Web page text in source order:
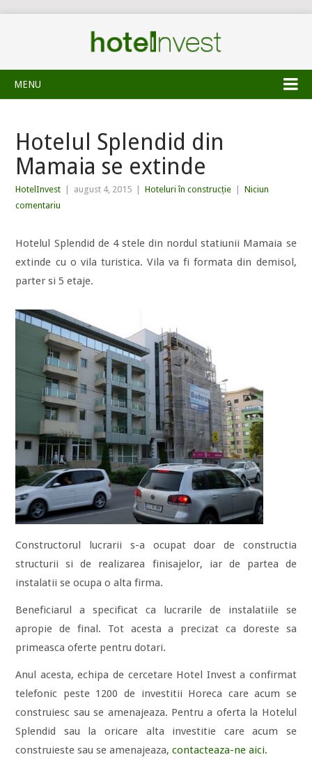
MENU
Hotelul Splendid din
Mamaia se extinde
HotelInvest august 4, 2015 Hoteluri în construcție
Niciun
comentariu
Hotelul Splendid de 4 stele din nordul statiunii Mamaia se
extinde cu o vila turistica. Vila va fi formata din demisol,
parter si 5 etaje.
Constructorul lucrarii s-a ocupat doar de constructia
structurii si de realizarea finisajelor, iar de partea de
instalatii se ocupa o alta firma.
Beneficiarul a specificat ca lucrarile de instalatiile se
apropie de final. Tot acesta a precizat ca doreste sa
primeasca oferte pentru dotari.
Anul acesta, echipa de cercetare Hotel Invest a confirmat
telefonic peste 1200 de investitii Horeca care acum se
construiesc sau se amenajeaza. Pentru a oferta la Hotelul
Splendid sau la oricare alta investitie care acum se
construieste sau se amenajeaza,contacteaza-ne aici.